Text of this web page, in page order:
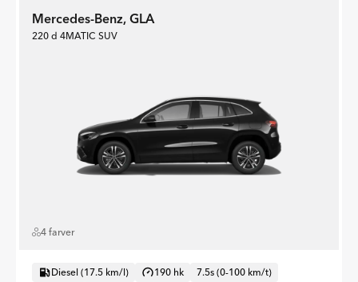
Mercedes-Benz, GLA
220 d 4MATIC SUV
4 farver
Diesel (17.5 km/l) 190 hk
7.5s (0-100 km/t)